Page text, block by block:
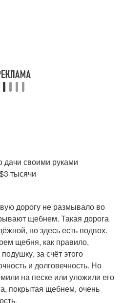
дорогу не размывало во
щебнем. Такая дорога
но здесь есть подвох.
щебня, как правило,
за счёт этого
и долговечность. Но
на песке или уложили его
покрытая щебнем, очень